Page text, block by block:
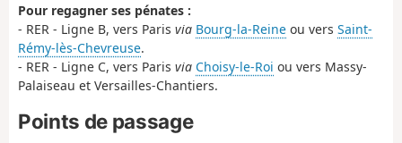
Pour regagner ses pénates :
- RER - Ligne B, vers Paris via Bourg-la-Reine ou vers Saint-
Rémy-lès-Chevreuse.
- RER - Ligne C, vers Paris via Choisy-le-Roi ou vers Massy-
Palaiseau et Versailles-Chantiers.
Points de passage